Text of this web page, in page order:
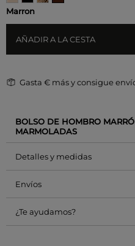
Marron
AÑADIR A LA CESTA
Gasta € más y consigue
BOLSO DE HOMBRO
MARMOLADAS
Detalles y medidas
Envíos
¿Te ayudamos?